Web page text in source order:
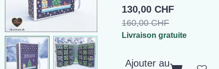
130,00 CHF
160,00 CHF
Livraison gratuite
Ajouter au